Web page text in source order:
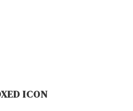
ICON